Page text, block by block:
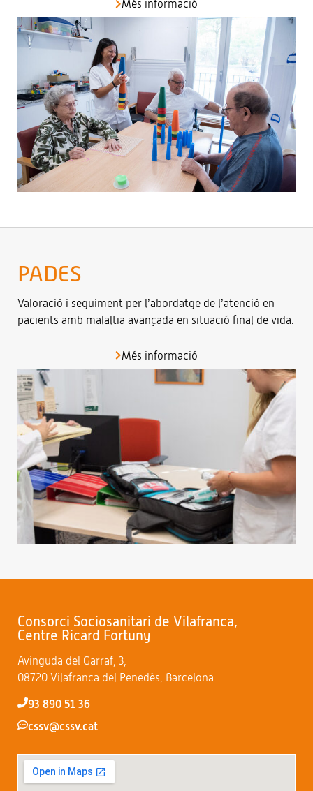
Més informació
PADES
Valoració i seguiment per l’abordatge de l’atenció en
pacients amb malaltia avançada en situació final de vida.
Més informació
Consorci Sociosanitari de Vilafranca,
Centre Ricard Fortuny
Avinguda del Garraf, 3,
08720 Vilafranca del Penedès, Barcelona
93 890 51 36
cssv@cssv.cat